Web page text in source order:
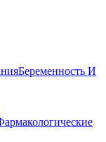
Беременность И